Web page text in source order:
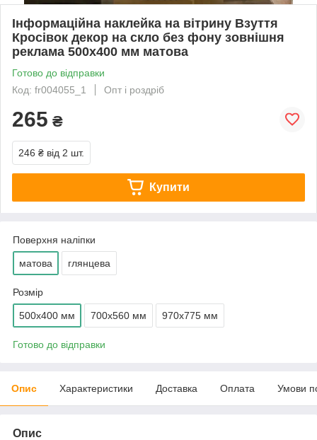
Інформаційна наклейка на вітрину Взуття
Кросівок декор на скло без фону зовнішня
реклама 500х400 мм матова
Готово до відправки
Код: fr004055_1
Опт і роздріб
265 ₴
246 ₴ від 2 шт.
Купити
Поверхня наліпки
матова глянцева
Розмір
500х400 мм 700х560 мм 970х775 мм
Готово до відправки
Опис Характеристики Доставка Оплата Умови
Опис